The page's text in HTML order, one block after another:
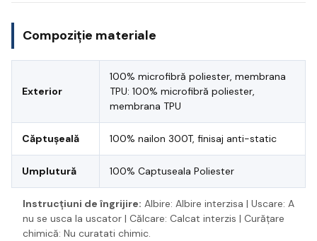
Compoziție materiale
Exterior
100% microfibră poliester, membrana
TPU: 100% microfibră poliester,
membrana TPU
Căptușeală 100% nailon 300T, finisaj anti-static
Umplutură 100% Captuseala Poliester
Instrucțiuni de îngrijire: Albire: Albire interzisa | Uscare: A
nu se usca la uscator | Călcare: Calcat interzis | Curățare
chimică: Nu curatati chimic.